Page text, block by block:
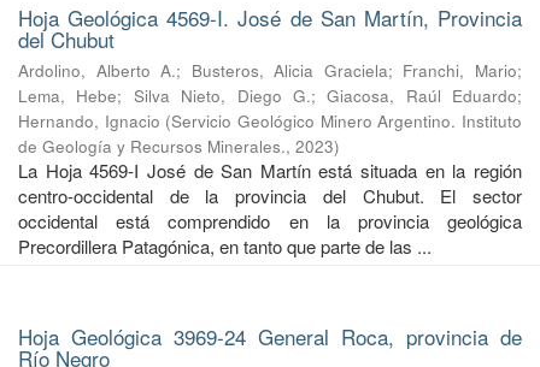
Hoja Geológica 4569-I. José de San Martín, Provincia
del Chubut
Ardolino, Alberto A.; Busteros, Alicia Graciela; Franchi, Mario;
Lema, Hebe; Silva Nieto, Diego G.;Giacosa, Raúl Eduardo;
Hernando, Ignacio (Servicio Geológico Minero Argentino. Instituto
de Geología y Recursos Minerales., 2023)
La Hoja 4569-I José de San Martín está situada en la región
centro-occidental de la provincia del Chubut. El sector
occidental está comprendido en la provincia geológica
Precordillera Patagónica, en tanto que parte de las ...
Hoja Geológica 3969-24 General Roca, provincia de
Río Negro